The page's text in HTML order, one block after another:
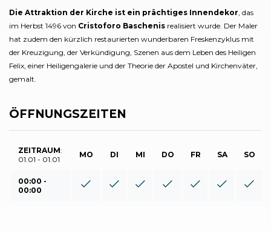
Die Attraktion der Kirche ist ein prächtiges Innendekor , das
im Herbst 1496 von Cristoforo Baschenis realisiert wurde. Der Maler
hat zudem den kürzlich restaurierten wunderbaren Freskenzyklus mit
der Kreuzigung, der Verkündigung, Szenen aus dem Leben des Heiligen
Felix, einer Heiligengalerie und der Theorie der Apostel und Kirchenväter,
gemalt.
ÖFFNUNGSZEITEN
ZEITRAUM:
01.01 - 01.01
MO DI MI DO FR SA SO
00:00 -
00:00